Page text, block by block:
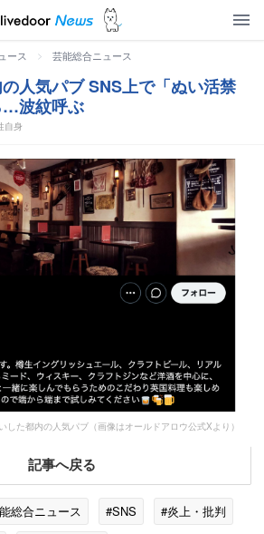
ース > 芸能総合ニュース
の人気パブ SNS上で「ぬい活禁
…波紋呼ぶ
自身
した都内の人気パブ（画像はオールドアロウ公式Xより）
記事へ戻る
総合ニュース #SNS
#炎上・批判